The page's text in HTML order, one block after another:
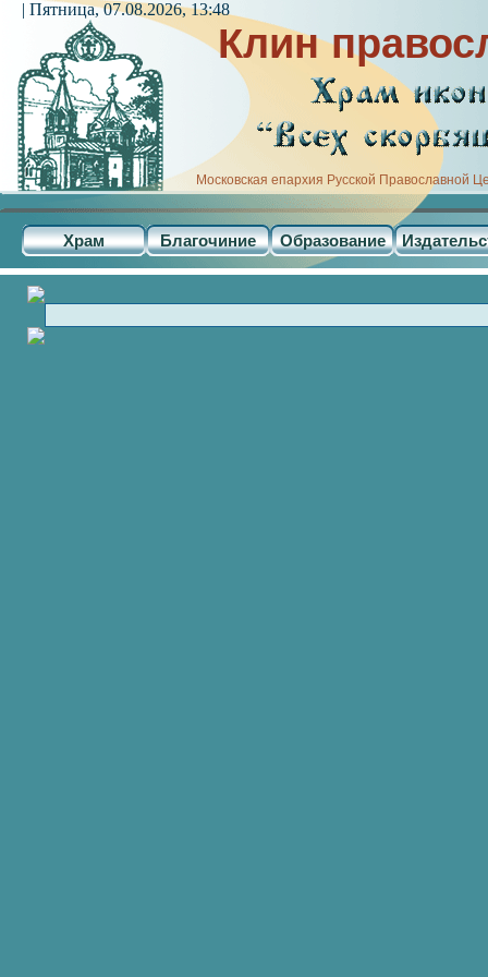
Клин
Московская епархия Русской Православной
Храм Благочиние Образование
| Пятница, 07.08.2026, 13:48